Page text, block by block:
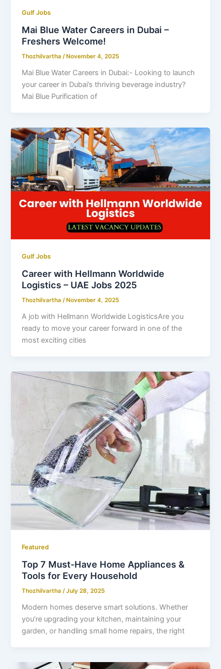
Gulf Jobs
Mai Blue Water Careers in Dubai –
Freshers Welcome!
Thozhilvartha /November 4, 2025
Mai Blue Water Careers in Dubai:- Looking to launch
your career in Dubai’s thriving beverage industry?
Mai Blue Purification of
Gulf Jobs
Career with Hellmann Worldwide
Logistics – UAE Jobs 2025
Thozhilvartha /November 4, 2025
A job with Hellmann Worldwide LogisticsAre you
ready to move your career forward in one of the
most exciting cities
Featured
Top 7 Must-Have Home Appliances &
Tools for Every Household
Thozhilvartha /July 28, 2025
Modern homes deserve smart solutions. Whether
you’re upgrading your kitchen, maintaining your
garden, or handling small home repairs, the right